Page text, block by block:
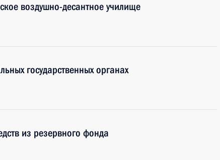
воздушно-десантное училище
государственных органах
из резервного фонда